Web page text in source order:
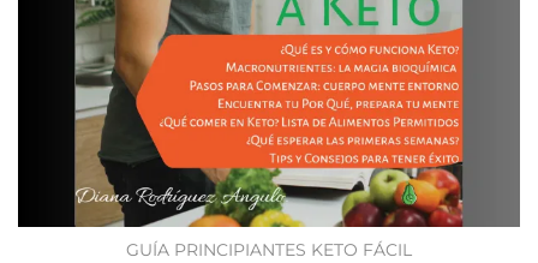
GUÍA PRINCIPIANTES KETO FÁCIL